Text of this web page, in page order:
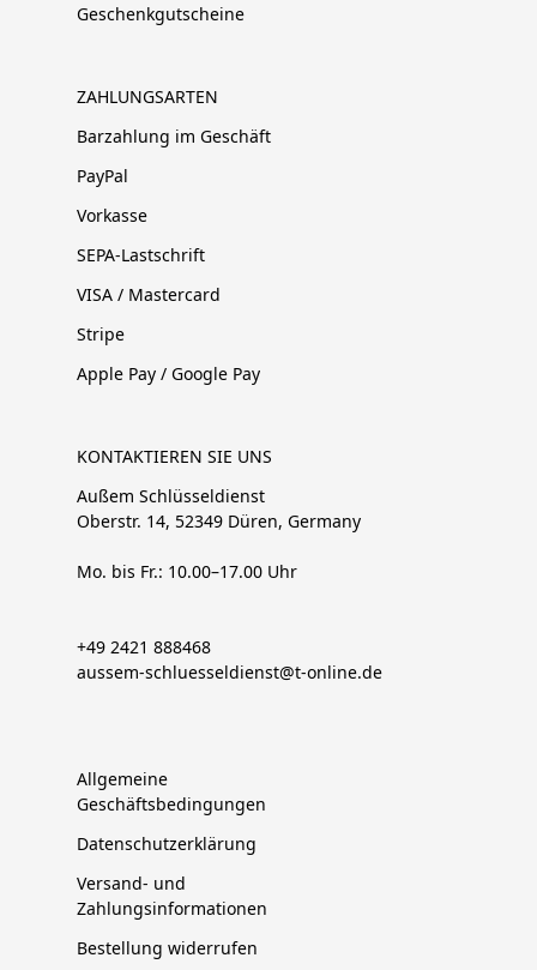
Geschenkgutscheine
ZAHLUNGSARTEN
Barzahlung im Geschäft
PayPal
Vorkasse
SEPA-Lastschrift
VISA / Mastercard
Stripe
Apple Pay / Google Pay
KONTAKTIEREN SIE UNS
Außem Schlüsseldienst
Oberstr. 14, 52349 Düren, Germany
Mo. bis Fr.: 10.00–17.00 Uhr
+49 2421 888468
aussem-schluesseldienst@t-online.de
Allgemeine
Geschäftsbedingungen
Datenschutzerklärung
Versand- und
Zahlungsinformationen
Bestellung widerrufen